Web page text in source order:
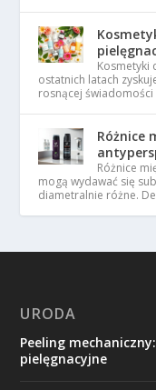
Kosmetyki
ostatnich latach
rosnącej
Różnice
Różnice
mogą wydawać się
diametralnie różne.
URODA
Peeling
pielęgnacyjne